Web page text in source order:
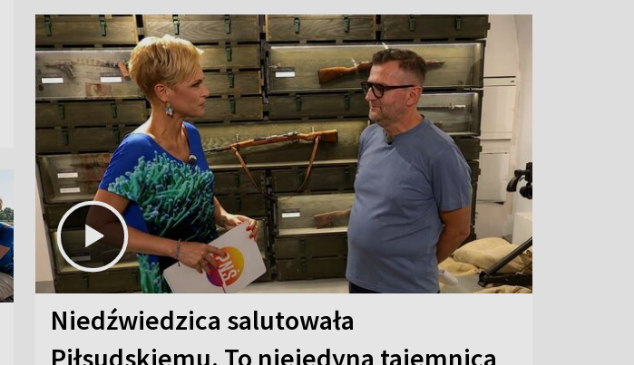
Niedźwiedzica salutowała
Piłsudskiemu. To niejedyna tajemnica